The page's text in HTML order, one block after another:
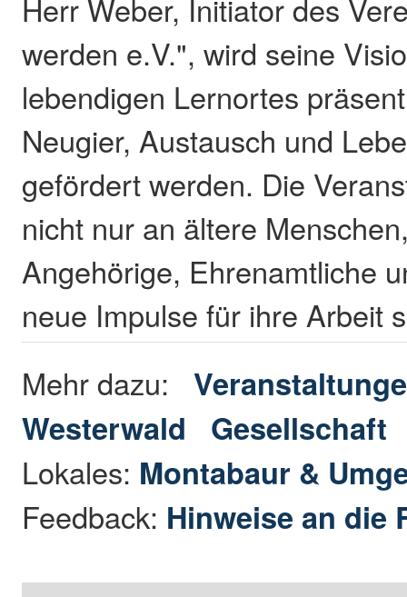
Herr Weber, Initiator des
werden e.V.", wird seine
lebendigen Lernortes
Neugier, Austausch und
gefördert werden. Die
nicht nur an ältere
Angehörige, Ehrenamtliche
neue Impulse für ihre Arbeit
Mehr dazu:
Westerwald
Gesellschaft
Lokales: Montabaur &
Feedback: Hinweise an die